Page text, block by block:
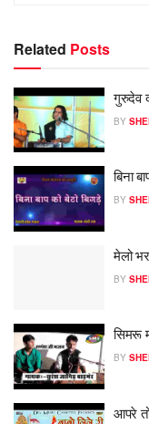
Related Posts
गुरुदेव
BY
बिना
BY
मेलो
BY
सिमरू
BY
आपरे